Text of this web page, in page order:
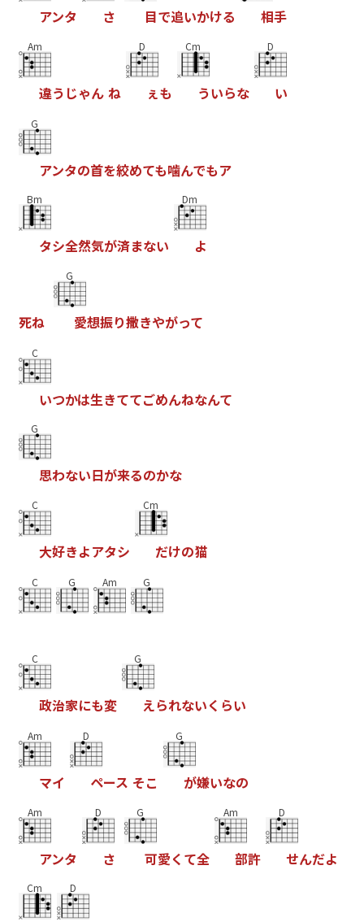
アンタ さ 目で追いかける 相手
Am
違う じゃん ね
D
ぇも
Cm
ういらな
D
い
G
アンタの首を絞めても噛んでもア
Bm
タシ全然気が済まない
Dm
よ
死ね
G
愛想振り撒きやがって
C
いつかは生きててごめんねなんて
G
思わない日が来るのかな
C
大好きよアタシ
Cm
だけの猫
C G Am G
C
政治家にも変
G
えられないく らい
Am
マイ
D
ペース そこ
G
が嫌いなの
Am
アンタ
D
さ
G
可愛く て全
Am
部許
D
せんだよ
Cm D